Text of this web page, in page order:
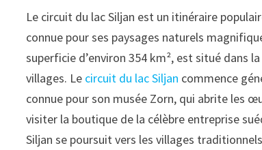
Le circuit du lac Siljan est un itinéraire
connue pour ses paysages naturels
superficie d’environ 354 km², est situé
villages. Le circuit du lac Siljan commence
connue pour son musée Zorn, qui abrite les
visiter la boutique de la célèbre entreprise
Siljan se poursuit vers les villages